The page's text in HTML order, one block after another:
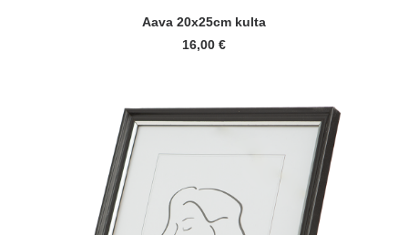
LISÄÄ OSTOSKORIIN
Aava 20x25cm kulta
16,00 €